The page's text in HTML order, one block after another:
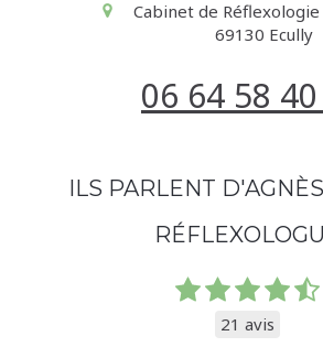
Cabinet de
69130 Ecully
06 64 58
ILS PARLENT
21 avis